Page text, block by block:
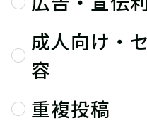
成人向け・
容
重複投稿